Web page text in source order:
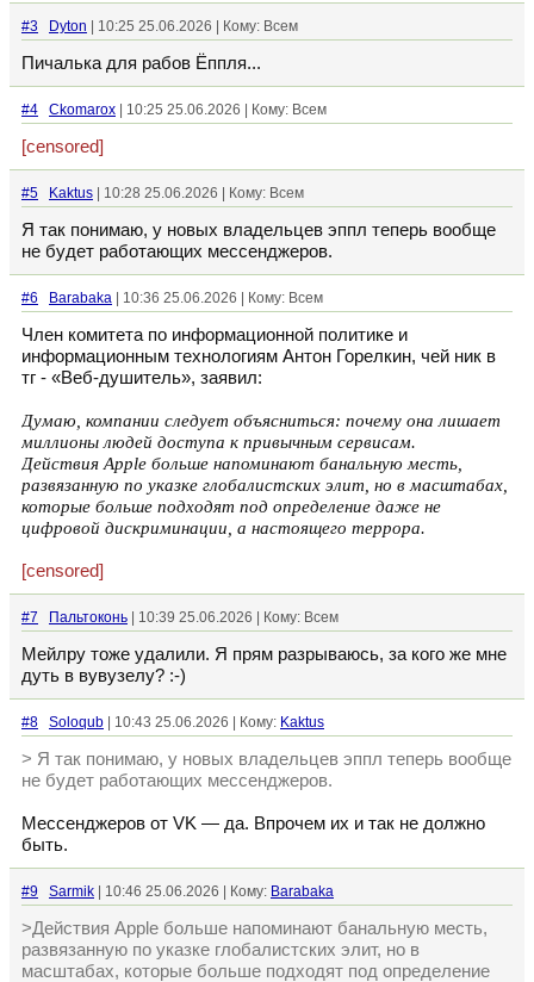
#3 Dyton | 10:25 25.06.2026 | Кому: Всем
Пичалька для рабов Ёппля...
#4 Ckomarox | 10:25 25.06.2026 | Кому: Всем
[censored]
#5 Kaktus | 10:28 25.06.2026 | Кому: Всем
Я так понимаю, у новых владельцев эппл теперь вообще
не будет работающих мессенджеров.
#6 Barabaka | 10:36 25.06.2026 | Кому: Всем
Член комитета по информационной политике и
информационным технологиям Антон Горелкин, чей ник в
тг - «Веб-душитель», заявил:
Думаю, компании следует объясниться: почему она лишает
миллионы людей доступа к привычным сервисам.
Действия Apple больше напоминают банальную месть,
развязанную по указке глобалистских элит, но в масштабах,
которые больше подходят под определение даже не
цифровой дискриминации, а настоящего террора.
[censored]
#7 Пальтоконь | 10:39 25.06.2026 | Кому: Всем
Мейлру тоже удалили. Я прям разрываюсь, за кого же мне
дуть в вувузелу? :-)
#8 Soloqub | 10:43 25.06.2026 | Кому: Kaktus
> Я так понимаю, у новых владельцев эппл теперь вообще
не будет работающих мессенджеров.
Мессенджеров от VK — да. Впрочем их и так не должно
быть.
#9 Sarmik | 10:46 25.06.2026 | Кому: Barabaka
>Действия Apple больше напоминают банальную месть,
развязанную по указке глобалистских элит, но в
масштабах, которые больше подходят под определение